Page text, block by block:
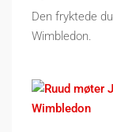
Den fryktede
Wimbledon.